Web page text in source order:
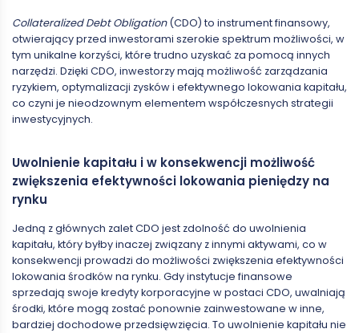
Collateralized Debt Obligation(CDO) to instrument finansowy,
otwierający przed inwestorami szerokie spektrum możliwości, w
tym unikalne korzyści, które trudno uzyskać za pomocą innych
narzędzi. Dzięki CDO, inwestorzy mają możliwość zarządzania
ryzykiem, optymalizacji zysków i efektywnego lokowania kapitału,
co czyni je nieodzownym elementem współczesnych strategii
inwestycyjnych.
Uwolnienie kapitału i w konsekwencji możliwość
zwiększenia efektywności lokowania pieniędzy na
rynku
Jedną z głównych zalet CDO jest zdolność do uwolnienia
kapitału, który byłby inaczej związany z innymi aktywami, co w
konsekwencji prowadzi do możliwości zwiększenia efektywności
lokowania środków na rynku. Gdy instytucje finansowe
sprzedają swoje kredyty korporacyjne w postaci CDO, uwalniają
środki, które mogą zostać ponownie zainwestowane w inne,
bardziej dochodowe przedsięwzięcia. To uwolnienie kapitału nie